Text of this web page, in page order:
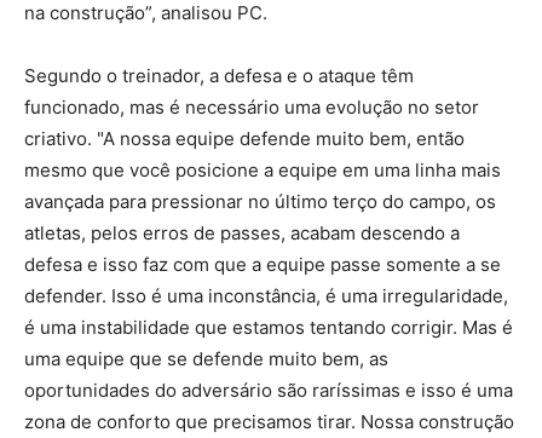
na construção”, analisou PC.
Segundo o treinador, a defesa e o ataque têm
funcionado, mas é necessário uma evolução no setor
criativo. "A nossa equipe defende muito bem, então
mesmo que você posicione a equipe em uma linha mais
avançada para pressionar no último terço do campo, os
atletas, pelos erros de passes, acabam descendo a
defesa e isso faz com que a equipe passe somente a se
defender. Isso é uma inconstância, é uma irregularidade,
é uma instabilidade que estamos tentando corrigir. Mas é
uma equipe que se defende muito bem, as
oportunidades do adversário são raríssimas e isso é uma
zona de conforto que precisamos tirar. Nossa construção